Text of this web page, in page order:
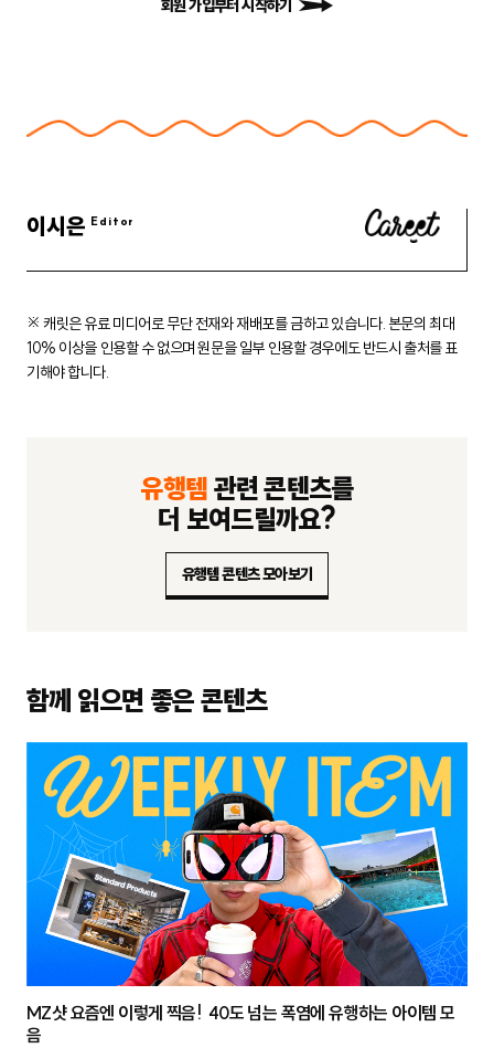
회원 가입부터 시작하기
이시은
※ 캐릿은 유료 미디어로 무단 전재와 재배포를 금하고 있습니다. 본문의 최대
10% 이상을 인용할 수 없으며 원문을 일부 인용할 경우에도 반드시 출처를 표
기해야 합니다.
유행템 관련 콘텐츠를
더 보여드릴까요?
유행템 콘텐츠 모아보기
함께 읽으면 좋은 콘텐츠
MZ샷 요즘엔 이렇게 찍음! 40도 넘는 폭염에 유행하는 아이템 모
음